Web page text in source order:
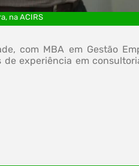
na ACIRS
com MBA em Gestão
de experiência em